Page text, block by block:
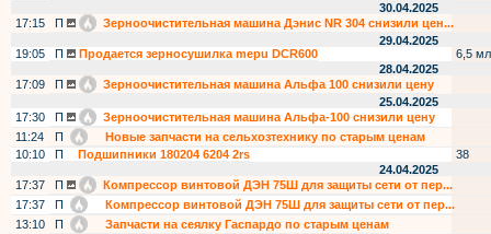
30.04.2025
17:15
П
Зерноочистительная машина Дэнис NR 304 снизили цен...
29.04.2025
19:05
П Продается зерносушилка mepu DCR600
6,5
28.04.2025
17:09
П
Зерноочистительная машина Альфа 100 снизили цену
25.04.2025
17:30
П
Зерноочистительная машина Альфа-100 снизили цену
11:24
П
Новые запчасти на сельхозтехнику по старым ценам
10:10
П Подшипники 180204 6204 2rs
38
24.04.2025
17:37
П
Компрессор винтовой ДЭН 75Ш для защиты сети от пер...
17:37
П
Компрессор винтовой ДЭН 75Ш для защиты сети от пер...
13:10
П
Запчасти на сеялку Гаспардо по старым ценам